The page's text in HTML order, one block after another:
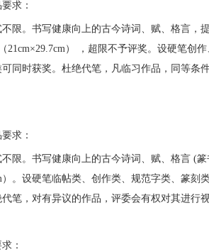
求：
限。书写健康向上的古今诗词、赋、格言，
21cm×29.7cm） ，超限不予评奖。设硬笔创
同时获奖。杜绝代笔，凡临习作品，同等条
求：
限。书写健康向上的古今诗词、赋、格言 (
）。设硬笔临帖类、创作类、规范字类、篆刻
笔，对有异议的作品，评委会有权对其进行视
：